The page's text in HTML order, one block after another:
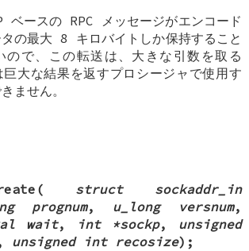
ベースの RPC メッセージがエンコード
タの最大 8 キロバイトしか保持すること
ので、この転送は、大きな引数を取る
大な結果を返すプロシージャで使用す
ません。
( struct sockaddr_in
prognum, u_long versnum,
wait, int *sockp, unsigned
unsigned int recosize);